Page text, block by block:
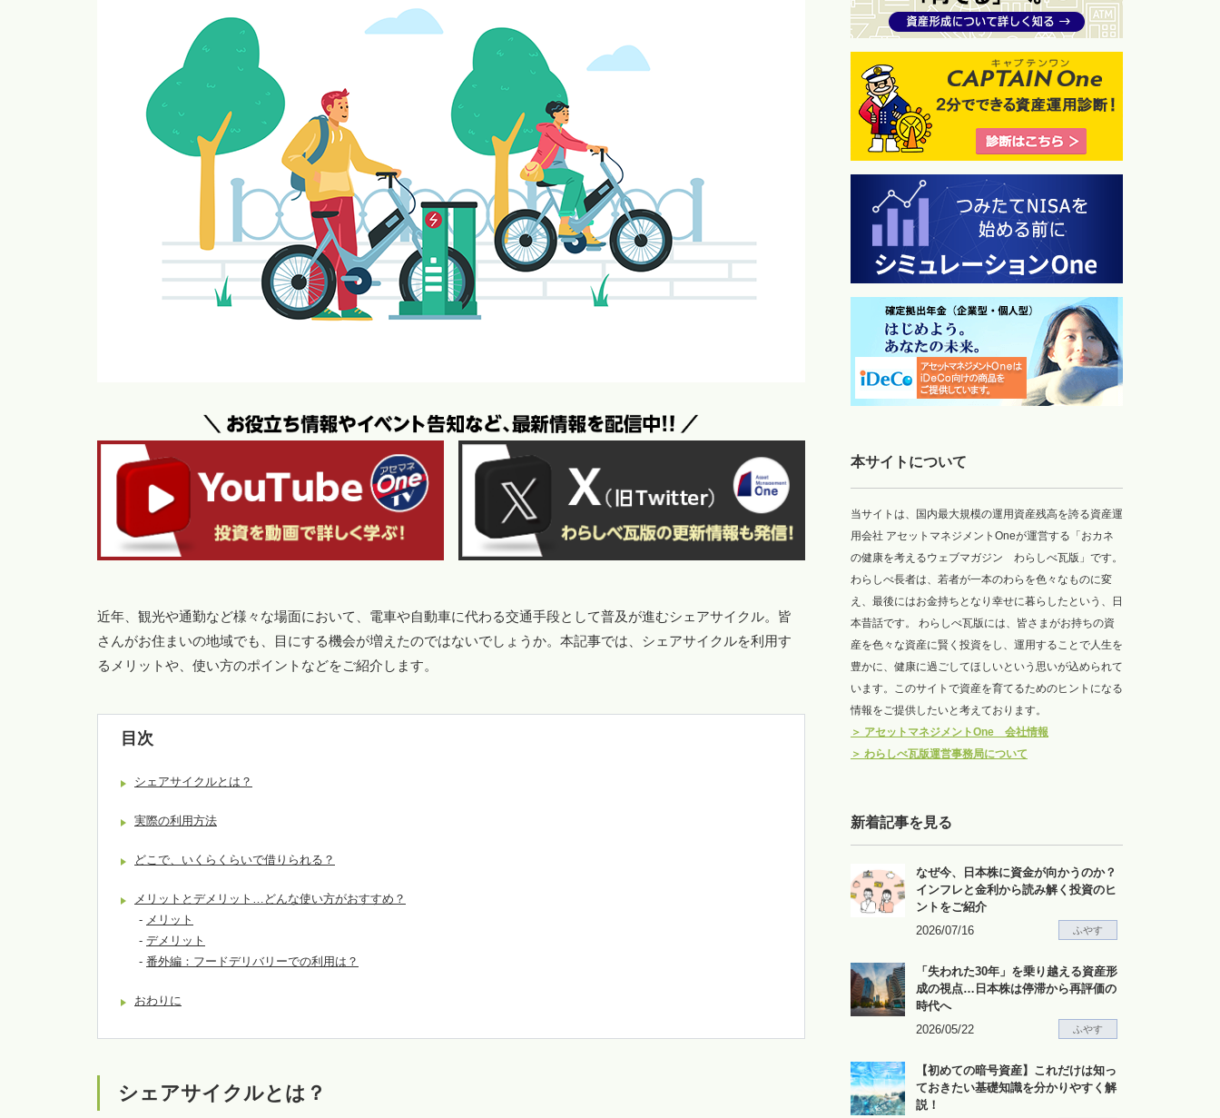
近年、観光や通勤など様々な場面において、電車や自動車に代わる交通手段として普及が進むシェアサイクル。皆
さんがお住まいの地域でも、目にする機会が増えたのではないでしょうか。本記事では、シェアサイクルを利用す
るメリットや、使い方のポイントなどをご紹介します。
目次
シェアサイクルとは？
実際の利用方法
どこで、いくらくらいで借りられる？
メリットとデメリット…どんな使い方がおすすめ？
- メリット
- デメリット
- 番外編：フードデリバリーでの利用は？
おわりに
シェアサイクルとは？
本サイトについて
当サイトは、国内最大規模の運用資産残高を誇る資産運
用会社 アセットマネジメントOneが運営する「おカネ
の健康を考えるウェブマガジン わらしべ瓦版」です。
わらしべ長者は、若者が一本のわらを色々なものに変
え、最後にはお金持ちとなり幸せに暮らしたという、日
本昔話です。 わらしべ瓦版には、皆さまがお持ちの資
産を色々な資産に賢く投資をし、運用することで人生を
豊かに、健康に過ごしてほしいという思いが込められて
います。このサイトで資産を育てるためのヒントになる
情報をご提供したいと考えております。
＞ アセットマネジメントOne 会社情報
＞ わらしべ瓦版運営事務局について
新着記事を見る
なぜ今、日本株に資金が向かうのか？
インフレと金利から読み解く投資のヒ
ントをご紹介
2026/07/16
ふやす
「失われた30年」を乗り越える資産形
成の視点…日本株は停滞から再評価の
時代へ
2026/05/22
ふやす
【初めての暗号資産】これだけは知っ
ておきたい基礎知識を分かりやすく解
説！